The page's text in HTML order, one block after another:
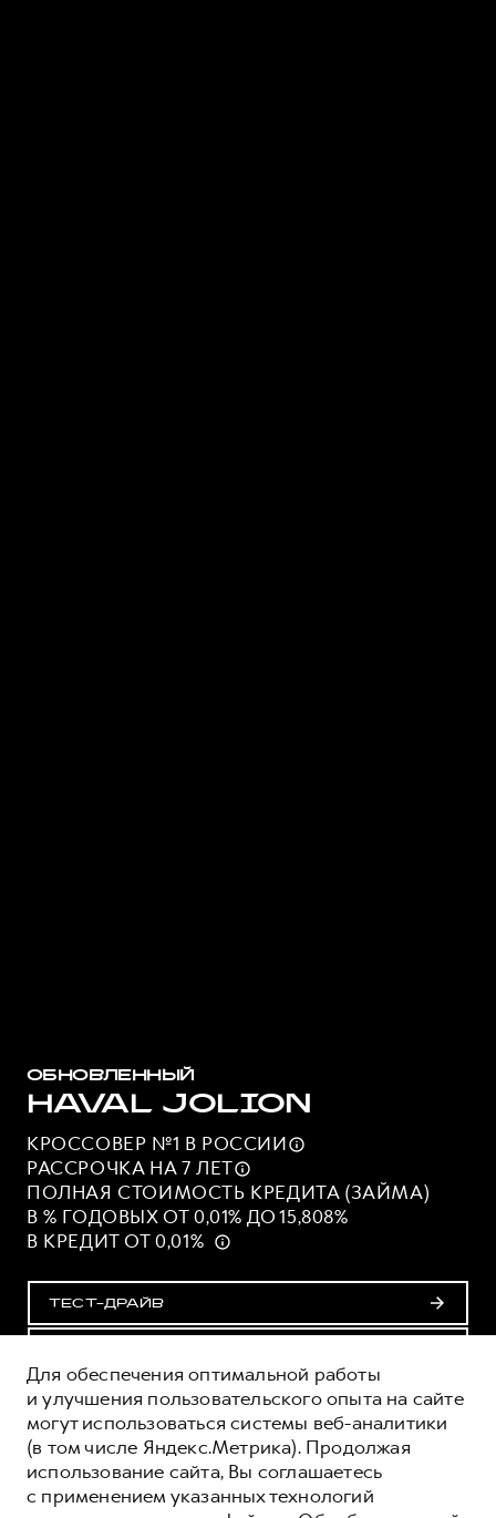
ОБНОВЛЕННЫЙ
HAVAL JOLION
КРОССОВЕР №1 В РОССИИ
РАССРОЧКА НА 7 ЛЕТ
ПОЛНАЯ СТОИМОСТЬ КРЕДИТА (ЗАЙМА)
В % ГОДОВЫХ ОТ 0,01% ДО 15,808%
В КРЕДИТ ОТ 0,01%
ТЕСТ-ДРАЙВ
ОЦЕНИВАЙТЕ СВОИ ФИНАНСОВЫЕ
ВОЗМОЖНОСТИ И РИСКИ
ИЗУЧИТЕ ВСЕ УСЛОВИЯ КРЕДИТА (ЗАЙМА) НА
САЙТЕ:
Для обеспечения оптимальной работы
и улучшения пользовательского опыта на сайте
могут использоваться системы веб-аналитики
(в том числе Яндекс.Метрика). Продолжая
использование сайта, Вы соглашаетесь
с применением указанных технологий